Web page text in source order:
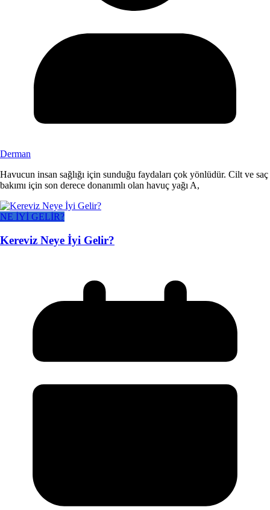
Derman
Havucun insan sağlığı için sunduğu faydaları çok yönlüdür. Cilt ve saç
bakımı için son derece donanımlı olan havuç yağı A,
NE İYİ GELİR?
Kereviz Neye İyi Gelir?